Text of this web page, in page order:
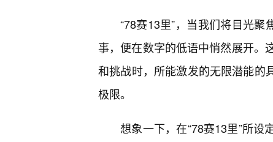
“78赛13里”，当我们将目光
事，便在数字的低语中悄然展开。
和挑战时，所能激发的无限潜能的
极限。
想象一下，在“78赛13里”所